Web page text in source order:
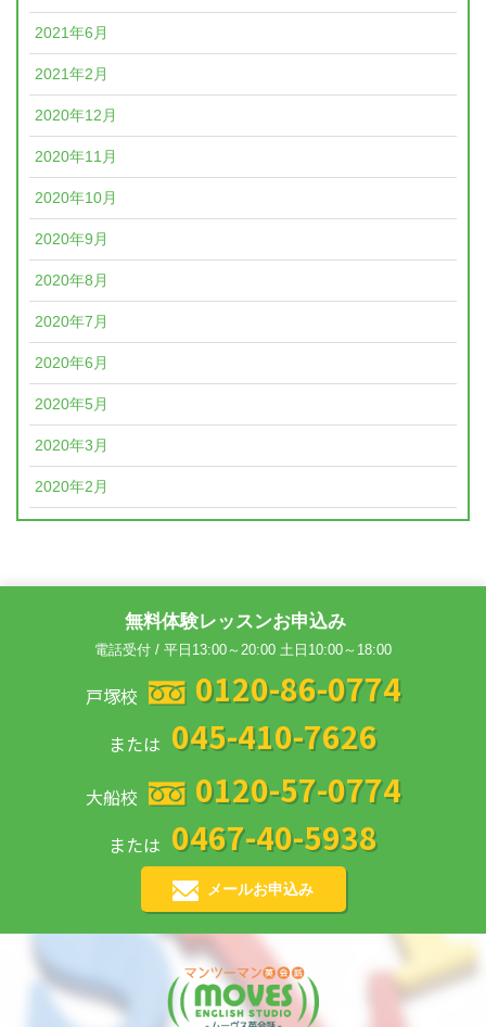
2021年6月
2021年2月
2020年12月
2020年11月
2020年10月
2020年9月
2020年8月
2020年7月
2020年6月
2020年5月
2020年3月
2020年2月
無料体験レッスンお申込み
電話受付 / 平日13:00～20:00 土日10:00～18:00
戸塚校 0120-86-0774
または 045-410-7626
大船校 0120-57-0774
または 0467-40-5938
メールお申込み